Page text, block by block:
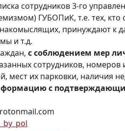
сотрудников 3-го
ГУБОПиК, т.е. тех,
принуждают к
и т.д.
с соблюдением мер
сотрудников,
мест их парковки, наличия
с